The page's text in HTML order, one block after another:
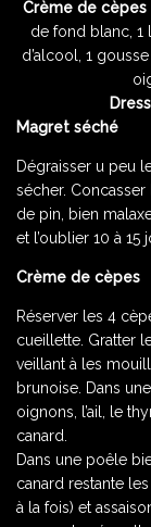
Crème de cèpes
de fond blanc, 1
d’alcool, 1
Magret séché
Dégraisser u peu
sécher.
de pin, bien
et l’oublier 10 à
Crème de cèpes
Réserver les 4
cueillette. Gratter
veillant à les
brunoise. Dans
oignons, l’ail, le
canard.
Dans une poêle
canard restante
à la fois) et